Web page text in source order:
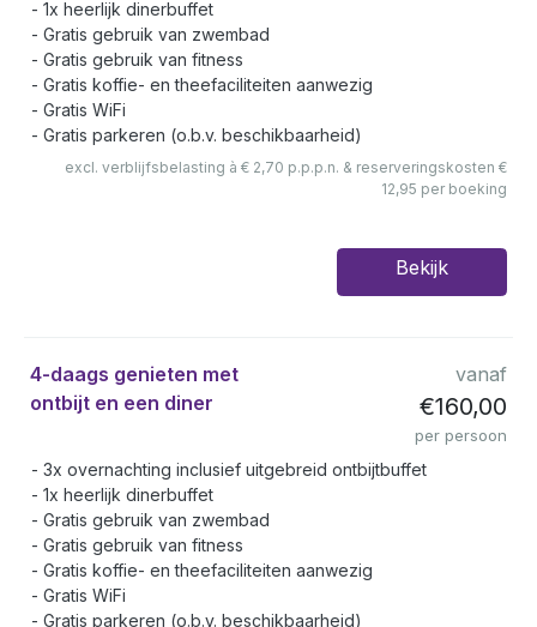
1x heerlijk dinerbuffet
Gratis gebruik van zwembad
Gratis gebruik van fitness
Gratis koffie- en theefaciliteiten aanwezig
Gratis WiFi
Gratis parkeren (o.b.v. beschikbaarheid)
excl. verblijfsbelasting à € 2,70 p.p.p.n. & reserveringskosten €
12,95 per boeking
Bekijk
4-daags genieten met
ontbijt en een diner
vanaf
€160,00
per persoon
3x overnachting inclusief uitgebreid ontbijtbuffet
1x heerlijk dinerbuffet
Gratis gebruik van zwembad
Gratis gebruik van fitness
Gratis koffie- en theefaciliteiten aanwezig
Gratis WiFi
Gratis parkeren (o.b.v. beschikbaarheid)